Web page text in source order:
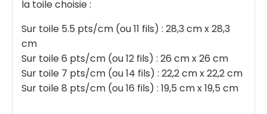
la toile choisie :
Sur toile 5.5 pts/cm (ou 11 fils) : 28,3 cm x 28,3
cm
Sur toile 6 pts/cm (ou 12 fils) : 26 cm x 26 cm
Sur toile 7 pts/cm (ou 14 fils) : 22,2 cm x 22,2 cm
Sur toile 8 pts/cm (ou 16 fils) : 19,5 cm x 19,5 cm